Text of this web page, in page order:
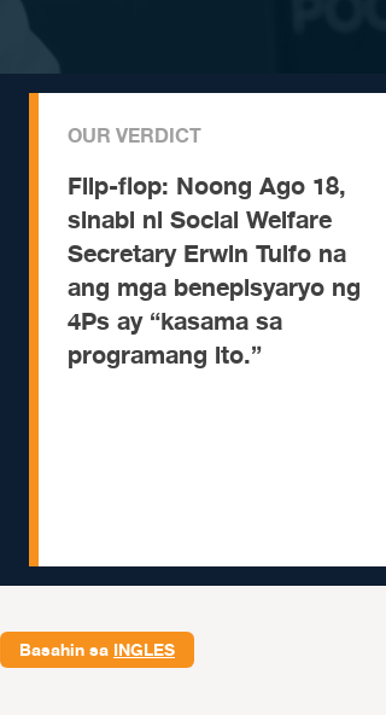
OUR VERDICT
Flip-flop: Noong Ago 18,
sinabi ni Social Welfare
Secretary Erwin Tulfo na
ang mga benepisyaryo ng
4Ps ay “kasama sa
programang ito.”
Basahin saINGLES